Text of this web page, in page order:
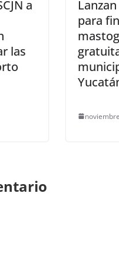
a
las
para